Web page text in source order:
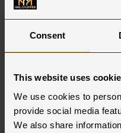
Consent
This website uses
We use cookies to
provide social media
We also share
Eric Johansson
+46 70 508 30 03